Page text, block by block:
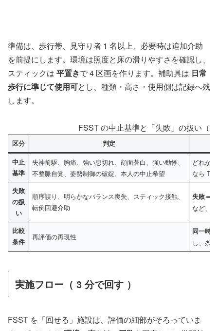
準備は、歩行帯、見守り者 1 名以上、必要時は追加介助
を前提にします。環境は照度と床の滑りやすさを確認し、
スティックは 平置きで 4 区画を作ります。補助具は 日常
歩行に準じて使用可とし、種類・高さ・使用側は記録へ残
します。
FSST の中止基準と「失敗」の扱い（
区分 判定
中止
基準
失神前駆、胸痛、強い息切れ、顔面蒼白、強い動悸、
不整脈自覚、姿勢制御の破綻、本人の中止希望
どれか
なら
失敗
の扱
い
順序誤り、明らかなバランス喪失、スティック接触、
転倒回避介助
失敗＝
など、
比較
条件
再評価の再現性
同一時
し、条
実施フロー（ 3 分で回す ）
FSST を「回せる」施設は、評価の細部がそろっていま